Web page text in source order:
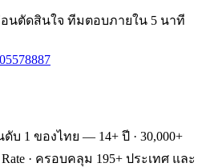
นตัดสินใจ ทีมตอบภายใน 5 นาที
1 ของไทย — 14+ ปี · 30,000+
Rate · ครอบคลุม 195+ ประเทศ และ